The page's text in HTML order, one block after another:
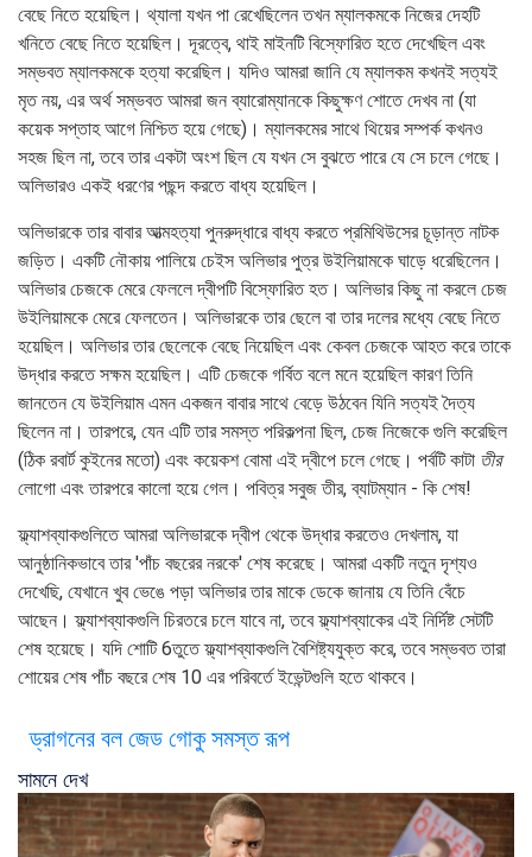
বেছে নিতে হয়েছিল। থ্যালা যখন পা রেখেছিলেন তখন ম্যালকমকে নিজের দেহটি
খনিতে বেছে নিতে হয়েছিল। দূরত্বে, থাই মাইনটি বিস্ফোরিত হতে দেখেছিল এবং
সম্ভবত ম্যালকমকে হত্যা করেছিল। যদিও আমরা জানি যে ম্যালকম কখনই সত্যই
মৃত নয়, এর অর্থ সম্ভবত আমরা জন ব্যারোম্যানকে কিছুক্ষণ শোতে দেখব না (যা
কয়েক সপ্তাহ আগে নিশ্চিত হয়ে গেছে)। ম্যালকমের সাথে থিয়ের সম্পর্ক কখনও
সহজ ছিল না, তবে তার একটা অংশ ছিল যে যখন সে বুঝতে পারে যে সে চলে গেছে।
অলিভারও একই ধরণের পছন্দ করতে বাধ্য হয়েছিল।
অলিভারকে তার বাবার আত্মহত্যা পুনরুদ্ধারে বাধ্য করতে প্রমিথিউসের চূড়ান্ত নাটক
জড়িত। একটি নৌকায় পালিয়ে চেইস অলিভার পুত্র উইলিয়ামকে ঘাড়ে ধরেছিলেন।
অলিভার চেজকে মেরে ফেললে দ্বীপটি বিস্ফোরিত হত। অলিভার কিছু না করলে চেজ
উইলিয়ামকে মেরে ফেলতেন। অলিভারকে তার ছেলে বা তার দলের মধ্যে বেছে নিতে
হয়েছিল। অলিভার তার ছেলেকে বেছে নিয়েছিল এবং কেবল চেজকে আহত করে তাকে
উদ্ধার করতে সক্ষম হয়েছিল। এটি চেজকে গর্বিত বলে মনে হয়েছিল কারণ তিনি
জানতেন যে উইলিয়াম এমন একজন বাবার সাথে বেড়ে উঠবেন যিনি সত্যই দৈত্য
ছিলেন না। তারপরে, যেন এটি তার সমস্ত পরিকল্পনা ছিল, চেজ নিজেকে গুলি করেছিল
(ঠিক রবার্ট কুইনের মতো) এবং কয়েকশ বোমা এই দ্বীপে চলে গেছে। পর্বটি কাটা তীর
লোগো এবং তারপরে কালো হয়ে গেল। পবিত্র সবুজ তীর, ব্যাটম্যান - কি শেষ!
ফ্ল্যাশব্যাকগুলিতে আমরা অলিভারকে দ্বীপ থেকে উদ্ধার করতেও দেখলাম, যা
আনুষ্ঠানিকভাবে তার 'পাঁচ বছরের নরকে' শেষ করেছে। আমরা একটি নতুন দৃশ্যও
দেখেছি, যেখানে খুব ভেঙে পড়া অলিভার তার মাকে ডেকে জানায় যে তিনি বেঁচে
আছেন। ফ্ল্যাশব্যাকগুলি চিরতরে চলে যাবে না, তবে ফ্ল্যাশব্যাকের এই নির্দিষ্ট সেটটি
শেষ হয়েছে। যদি শোটি 6তুতে ফ্ল্যাশব্যাকগুলি বৈশিষ্ট্যযুক্ত করে, তবে সম্ভবত তারা
শোয়ের শেষ পাঁচ বছরে শেষ 10 এর পরিবর্তে ইভেন্টগুলি হতে থাকবে।
ড্রাগনের বল জেড গোকু সমস্ত রূপ
সামনে দেখ